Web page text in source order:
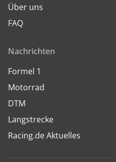
Über uns
FAQ
Nachrichten
Formel 1
Motorrad
DTM
Langstrecke
Racing.de Aktuelles